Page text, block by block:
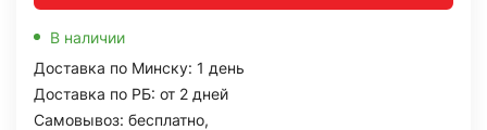
В наличии
Доставка по Минску: 1 день
Доставка по РБ: от 2 дней
Самовывоз: бесплатно,